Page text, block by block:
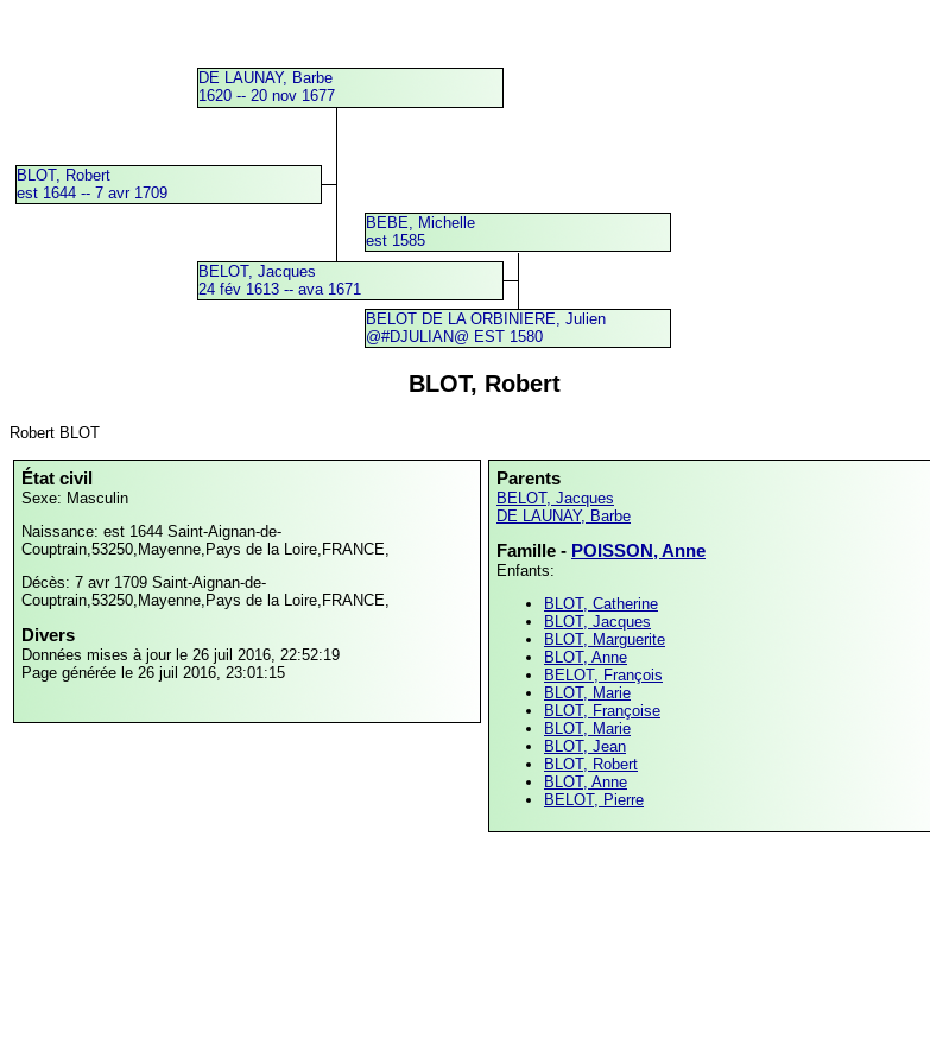
BLOT, Robert
est 1644 -- 7 avr 1709
DE LAUNAY, Barbe
1620 -- 20 nov 1677
BELOT, Jacques
24 fév 1613 -- ava 1671
BEBE, Michelle
est 1585
BELOT DE LA ORBINIERE, Julien
@#DJULIAN@ EST 1580
BLOT, Robert
Robert BLOT
État civil
Sexe: Masculin
Naissance: est 1644 Saint-Aignan-de-
Couptrain,53250,Mayenne,Pays de la Loire,FRANCE,
Décès: 7 avr 1709 Saint-Aignan-de-
Couptrain,53250,Mayenne,Pays de la Loire,FRANCE,
Divers
Données mises à jour le 26 juil 2016, 22:52:19
Page générée le 26 juil 2016, 23:01:15
Parents
BELOT, Jacques
DE LAUNAY, Barbe
Famille - POISSON, Anne
Enfants:
BLOT, Catherine
BLOT, Jacques
BLOT, Marguerite
BLOT, Anne
BELOT, François
BLOT, Marie
BLOT, Françoise
BLOT, Marie
BLOT, Jean
BLOT, Robert
BLOT, Anne
BELOT, Pierre